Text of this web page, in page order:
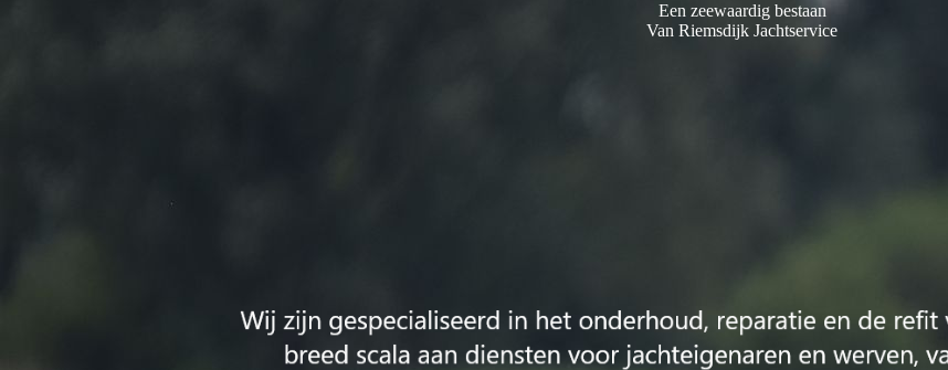
Een zeewaardig bestaan
Van Riemsdijk Jachtservice